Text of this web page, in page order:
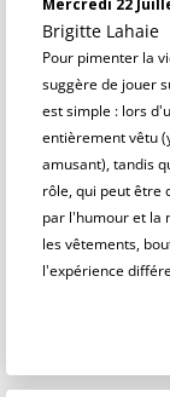
Mercredi 22
Brigitte Lahaie
Pour pimenter la
suggère de jouer
est simple : lors
entièrement vêtu
amusant), tandis
rôle, qui peut être
par l'humour et la
les vêtements,
l'expérience